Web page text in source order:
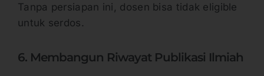
Tanpa persiapan ini, dosen bisa tidak eligible
untuk serdos.
6. Membangun Riwayat Publikasi Ilmiah